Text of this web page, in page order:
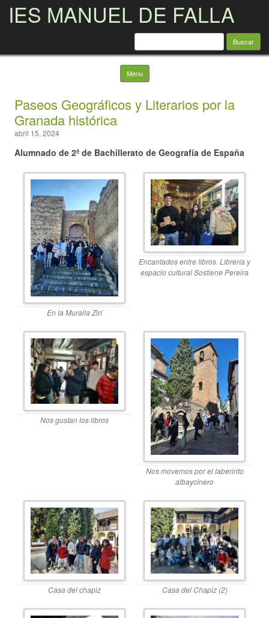
IES MANUEL DE FALLA
Buscar:
Menu Skip to content
Paseos Geográficos y Literarios por la
Granada histórica
abril 15, 2024
Alumnado de 2º de Bachillerato de Geografía de España
En la Muralla Zirí
Encantados entre libros. Librería y
espacio cultural Sostiene Pereira
Nos gustan los libros
Nos movemos por el laberinto
albaycinero
Casa del chapiz Casa del Chapiz (2)